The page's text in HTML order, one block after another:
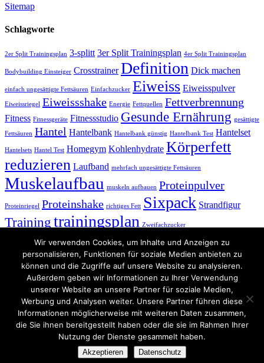
Sitemap
Schlagworte
2er Split Trainingsplan 3-splitt 3er Split Trainingsplan 4er Split Trainingsplan
Bodybuilding Einsteiger Crosstrainer Definition Dick machen
einfach ungesättigte Fettsäuren Einfachzucker Eiweiss Eiweisspulver
Eiweissriegel Eiweissshake Energie Fettquellen Fettverbrennung
Fitness Fitnessgeräte Fitnessstudio Gesunde Ernährung gesättigte
Fettsäuren Hantel Hantelbank Hantelbank günstig Hantelbank Test Hantelset
Hantelsets Hantel Test Homegym Kohlenhydrate Körperfett
reduzieren Laufband mehrfach ungesättigte Fettsäuren
Muskelaufbau muskeln aufbauen Proteinpulver
Proteinriegel Proteinshake richtiges Fett Sixpack Strandfigur
Trainingtrainingsplan Zweifachzucker
Muskelbody Bodybuilding & Fitness
Bodybuilding-World
Power Bodybuilding
Sport Portal
Sportforum
Webkatalog
© 2026 · Muskelbody Bodybuilding ·Impressum -
Datenschutzerklärung
Wir verwenden Cookies, um Inhalte und Anzeigen zu
personalisieren, Funktionen für soziale Medien anbieten zu
können und die Zugriffe auf unsere Website zu analysieren.
Außerdem geben wir Informationen zu Ihrer Verwendung
unserer Website an unsere Partner für soziale Medien,
Werbung und Analysen weiter. Unsere Partner führen diese
Informationen möglicherweise mit weiteren Daten zusammen,
die Sie ihnen bereitgestellt haben oder die sie im Rahmen Ihrer
Nutzung der Dienste gesammelt haben.
Akzeptieren Datenschutz